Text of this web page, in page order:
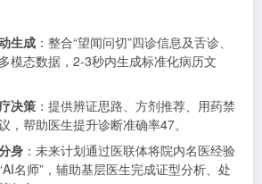
生成 ：整合“望闻问切”四诊信息及舌诊、
模态数据，2-3秒内生成标准化病历文
决策 ：提供辨证思路、方剂推荐、用药禁
，帮助医生提升诊断准确率47。
身 ：未来计划通过医联体将院内名医经验
名师”，辅助基层医生完成证型分析、处